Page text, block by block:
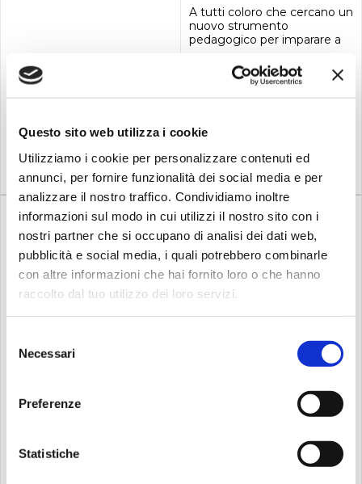
Questo sito web utilizza i cookie
Utilizziamo i cookie per personalizzare contenuti ed
annunci, per fornire funzionalità dei social media e per
analizzare il nostro traffico. Condividiamo inoltre
informazioni sul modo in cui utilizzi il nostro sito con i
nostri partner che si occupano di analisi dei dati web,
pubblicità e social media, i quali potrebbero combinarle
con altre informazioni che hai fornito loro o che hanno
raccolto dal tuo utilizzo dei loro servizi.
delNecessari
Preferenze
Statistiche
5,90
Compra
A tutti coloro che cercano un
nuovo strumento
pedagogico per imparare a
musicale De Haske propone
i metodi della serie
ASCOLTA, LEGGI & SUONA,
CD.Questi metodi attuano
aperto, gratificante e
moderno p...
25,00
Studi giornaliri baiocco
Ascolta,leggi e suona v.3 +
Compra